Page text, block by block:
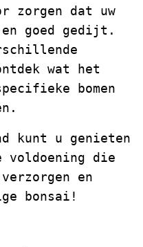
zorgen dat uw
goed gedijt.
wat het
bomen
kunt u genieten
voldoening die
en
bonsai!